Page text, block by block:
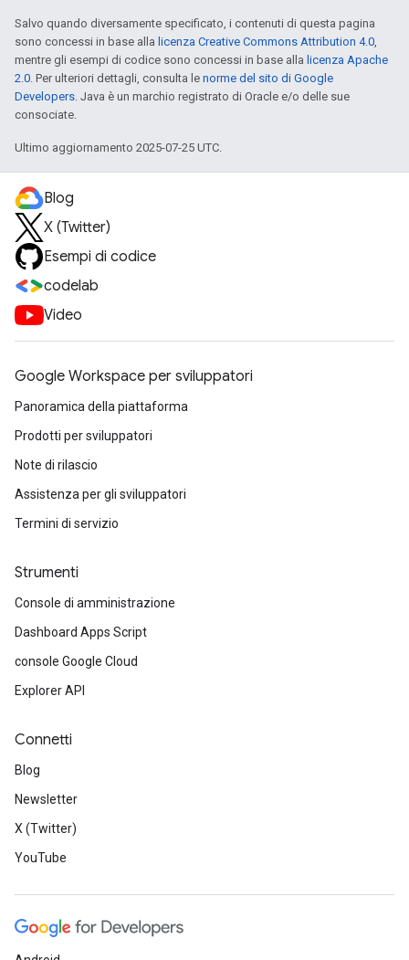
Salvo quando diversamente specificato, i contenuti di questa pagina
sono concessi in base alla licenza Creative Commons Attribution 4.0,
mentre gli esempi di codice sono concessi in base alla licenza Apache
2.0. Per ulteriori dettagli, consulta le norme del sito di Google
Developers. Java è un marchio registrato di Oracle e/o delle sue
consociate.
Ultimo aggiornamento 2025-07-25 UTC.
Blog
X (Twitter)
Esempi di codice
codelab
Video
Google Workspace per sviluppatori
Panoramica della piattaforma
Prodotti per sviluppatori
Note di rilascio
Assistenza per gli sviluppatori
Termini di servizio
Strumenti
Console di amministrazione
Dashboard Apps Script
console Google Cloud
Explorer API
Connetti
Blog
Newsletter
X (Twitter)
YouTube